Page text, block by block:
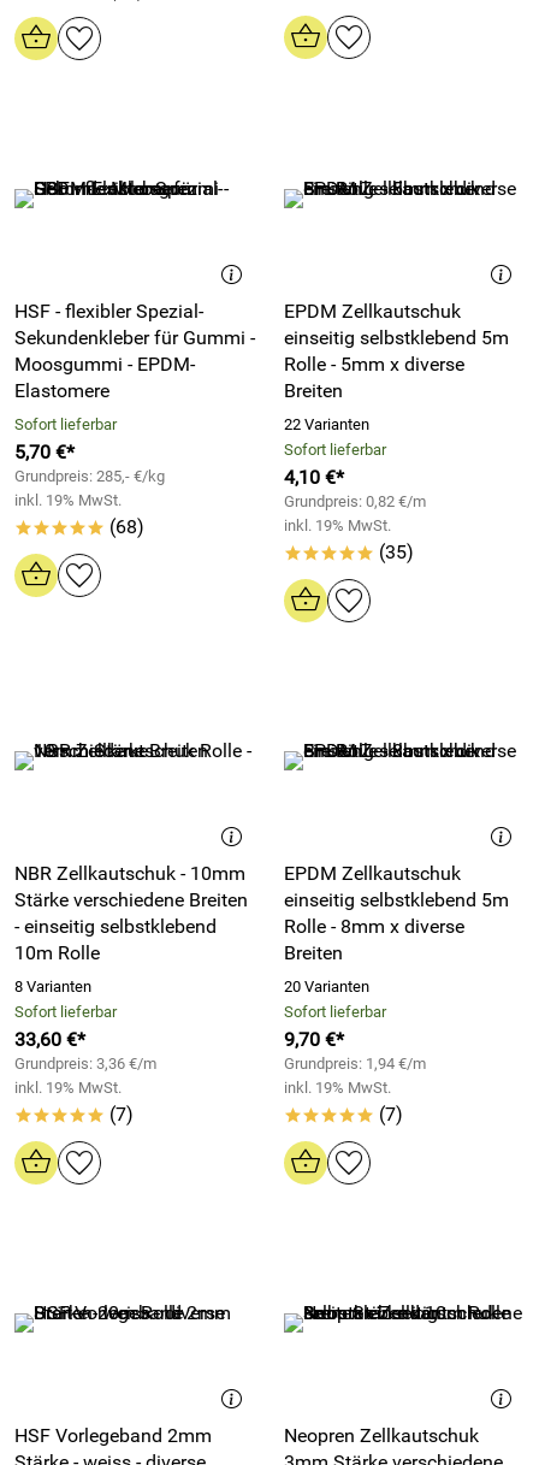
HSF - flexibler Spezial-
Sekundenkleber für Gummi -
Moosgummi - EPDM-
Elastomere
Sofort lieferbar
5,70 €*
Grundpreis: 285,- €/kg
inkl. 19% MwSt.
***** (68)
EPDM Zellkautschuk
einseitig selbstklebend 5m
Rolle - 5mm x diverse
Breiten
22 Varianten
Sofort lieferbar
4,10 €*
Grundpreis: 0,82 €/m
inkl. 19% MwSt.
***** (35)
NBR Zellkautschuk - 10mm
Stärke verschiedene Breiten
- einseitig selbstklebend
10m Rolle
8 Varianten
Sofort lieferbar
33,60 €*
Grundpreis: 3,36 €/m
inkl. 19% MwSt.
***** (7)
EPDM Zellkautschuk
einseitig selbstklebend 5m
Rolle - 8mm x diverse
Breiten
20 Varianten
Sofort lieferbar
9,70 €*
Grundpreis: 1,94 €/m
inkl. 19% MwSt.
***** (7)
HSF Vorlegeband 2mm
Neopren Zellkautschuk